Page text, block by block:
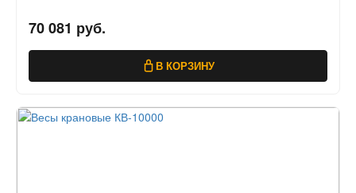
70 081 руб.
В КОРЗИНУ